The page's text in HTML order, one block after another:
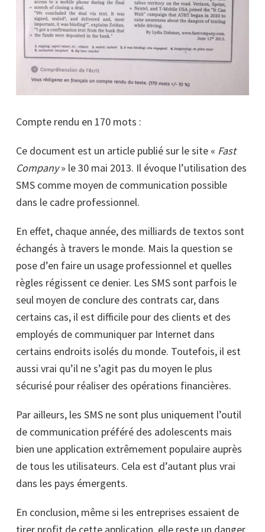
Compte rendu en 170 mots :
Ce document est un article publié sur le site « Fast
Company» le 30 mai 2013. Il évoque l’utilisation des
SMS comme moyen de communication possible
dans le cadre professionnel.
En effet, chaque année, des milliards de textos sont
échangés à travers le monde. Mais la question se
pose d’en faire un usage professionnel et quelles
règles régissent ce denier. Les SMS sont parfois le
seul moyen de conclure des contrats car, dans
certains cas, il est difficile pour des clients et des
employés de communiquer par Internet dans
certains endroits isolés du monde. Toutefois, il est
aussi vrai qu’il ne s’agit pas du moyen le plus
sécurisé pour réaliser des opérations financières.
Par ailleurs, les SMS ne sont plus uniquement l’outil
de communication préféré des adolescents mais
bien une application extrêmement populaire auprès
de tous les utilisateurs. Cela est d’autant plus vrai
dans les pays émergents.
En conclusion, même si les entreprises essaient de